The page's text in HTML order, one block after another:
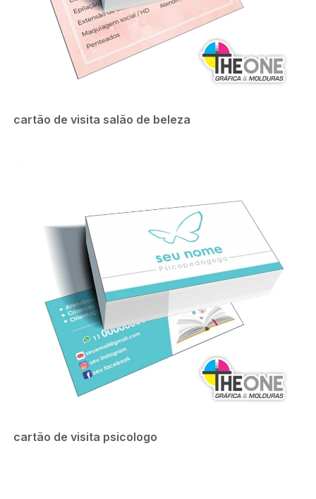
cartão de visita salão de beleza
cartão de visita psicologo